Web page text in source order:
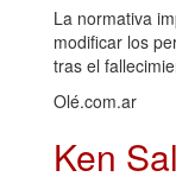
La normativa
modificar los
tras el
Olé.com.ar
Ken